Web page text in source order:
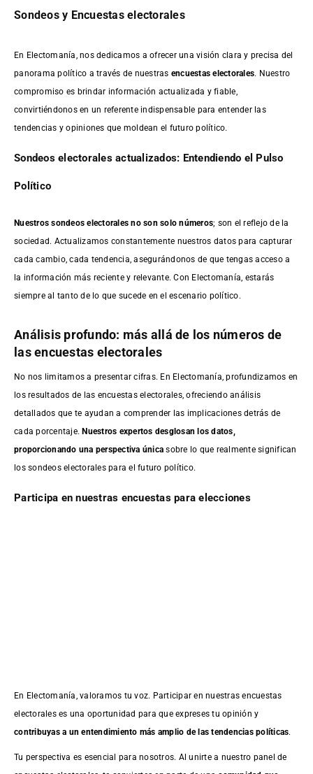
Sondeos y Encuestas electorales
En Electomanía, nos dedicamos a ofrecer una visión clara y precisa del
panorama político a través de nuestras encuestas electorales. Nuestro
compromiso es brindar información actualizada y fiable,
convirtiéndonos en un referente indispensable para entender las
tendencias y opiniones que moldean el futuro político.
Sondeos electorales actualizados: Entendiendo el Pulso
Político
Nuestros sondeos electorales no son solo números; son el reflejo de la
sociedad. Actualizamos constantemente nuestros datos para capturar
cada cambio, cada tendencia, asegurándonos de que tengas acceso a
la información más reciente y relevante. Con Electomanía, estarás
siempre al tanto de lo que sucede en el escenario político.
Análisis profundo: más allá de los números de
las encuestas electorales
No nos limitamos a presentar cifras. En Electomanía, profundizamos en
los resultados de las encuestas electorales, ofreciendo análisis
detallados que te ayudan a comprender las implicaciones detrás de
cada porcentaje.Nuestros expertos desglosan los datos,
proporcionando una perspectiva única sobre lo que realmente significan
los sondeos electorales para el futuro político.
Participa en nuestras encuestas para elecciones
En Electomanía, valoramos tu voz. Participar en nuestras encuestas
electorales es una oportunidad para que expreses tu opinión y
contribuyas a un entendimiento más amplio de las tendencias políticas.
Tu perspectiva es esencial para nosotros. Al unirte a nuestro panel de